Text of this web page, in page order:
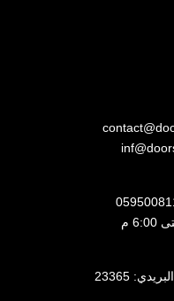
23365